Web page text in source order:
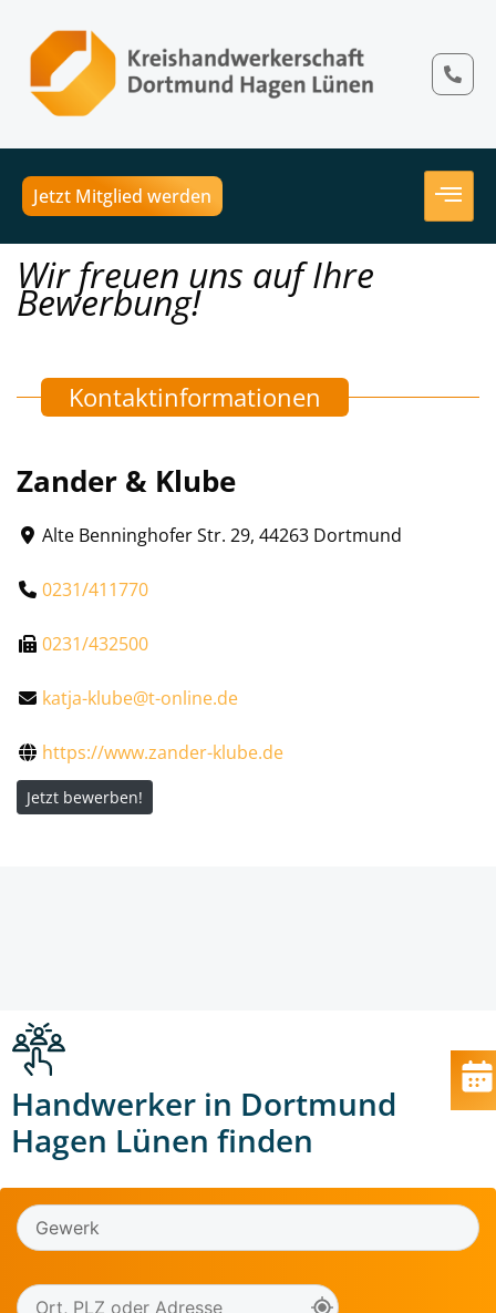
Jetzt Mitglied werden
Wir freuen uns auf Ihre
Bewerbung!
Kontaktinformationen
Zander & Klube
Alte Benninghofer Str. 29, 44263 Dortmund
0231/411770
0231/432500
katja-klube@t-online.de
https://www.zander-klube.de
Jetzt bewerben!
Handwerker in Dortmund
Hagen Lünen finden